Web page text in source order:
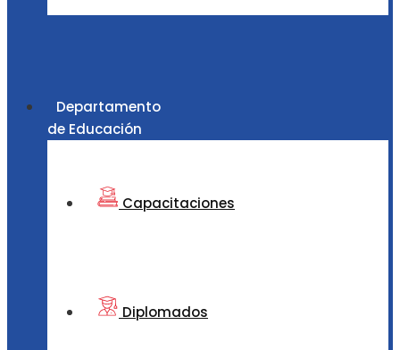
Departamento
de Educación
Capacitaciones
Diplomados